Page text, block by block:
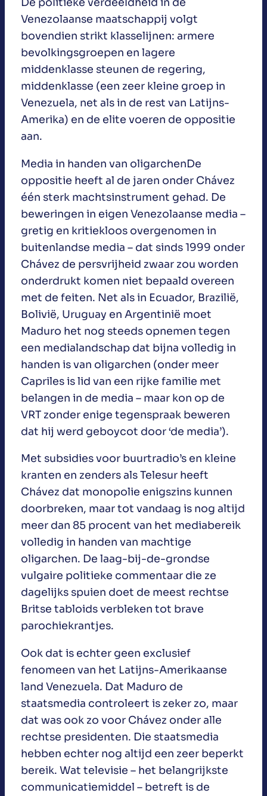
Venezolaanse maatschappij volgt
bovendien strikt klasselijnen: armere
bevolkingsgroepen en lagere
middenklasse steunen de regering,
middenklasse (een zeer kleine groep in
Venezuela, net als in de rest van Latijns-
Amerika) en de elite voeren de oppositie
aan.
Media in handen van oligarchenDe
oppositie heeft al de jaren onder Chávez
één sterk machtsinstrument gehad. De
beweringen in eigen Venezolaanse media –
gretig en kritiekloos overgenomen in
buitenlandse media – dat sinds 1999 onder
Chávez de persvrijheid zwaar zou worden
onderdrukt komen niet bepaald overeen
met de feiten. Net als in Ecuador, Brazilië,
Bolivië, Uruguay en Argentinië moet
Maduro het nog steeds opnemen tegen
een medialandschap dat bijna volledig in
handen is van oligarchen (onder meer
Capriles is lid van een rijke familie met
belangen in de media – maar kon op de
VRT zonder enige tegenspraak beweren
dat hij werd geboycot door ‘de media’).
Met subsidies voor buurtradio’s en kleine
kranten en zenders als Telesur heeft
Chávez dat monopolie enigszins kunnen
doorbreken, maar tot vandaag is nog altijd
meer dan 85 procent van het mediabereik
volledig in handen van machtige
oligarchen. De laag-bij-de-grondse
vulgaire politieke commentaar die ze
dagelijks spuien doet de meest rechtse
Britse tabloids verbleken tot brave
parochiekrantjes.
Ook dat is echter geen exclusief
fenomeen van het Latijns-Amerikaanse
land Venezuela. Dat Maduro de
staatsmedia controleert is zeker zo, maar
dat was ook zo voor Chávez onder alle
rechtse presidenten. Die staatsmedia
hebben echter nog altijd een zeer beperkt
bereik. Wat televisie – het belangrijkste
communicatiemiddel – betreft is de